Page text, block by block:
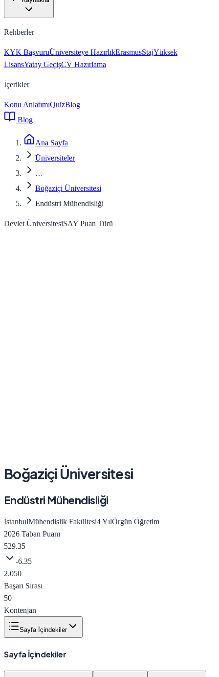
Rehberler
KYK BaşvuruÜniversiteye HazırlıkErasmusStajYüksek
LisansYatay GeçişCV Hazırlama
İçerikler
Konu AnlatımıQuizBlog
Blog
Ana Sayfa
Üniversiteler
…
Boğaziçi Üniversitesi
Endüstri Mühendisliği
Devlet ÜniversitesiSAY Puan Türü
Boğaziçi Üniversitesi
Endüstri Mühendisliği
İstanbulMühendislik Fakültesi4YılÖrgün Öğretim
2026 Taban Puanı
529.35
-6.35
2.050
Başarı Sırası
50
Kontenjan
Sayfa İçindekiler
Sayfa İçindekiler